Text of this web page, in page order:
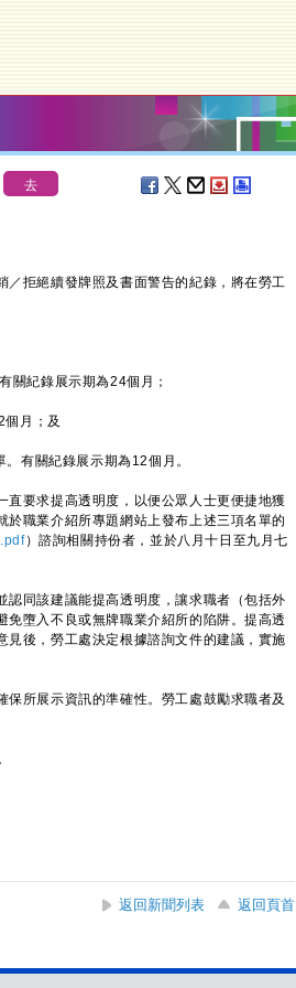
拒絕續發牌照及書面警告的紀錄，將在勞工
關紀錄展示期為24個月；
個月；及
有關紀錄展示期為12個月。
要求提高透明度，以便公眾人士更便捷地獲
職業介紹所專題網站上發布上述三項名單的
）諮詢相關持份者，並於八月十日至九月七
同該建議能提高透明度，讓求職者（包括外
墮入不良或無牌職業介紹所的陷阱。提高透
後，勞工處決定根據諮詢文件的建議，實施
所展示資訊的準確性。勞工處鼓勵求職者及
返回新聞列表
返回頁首